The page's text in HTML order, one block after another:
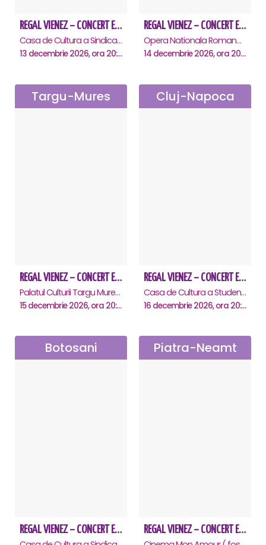
REGAL VIENEZ – CONCERT EXTRAORDINAR DE CRACIUN - Alba Iulia
Casa de Cultura a Sindicatelor , Alba-Iulia
13 decembrie 2026, ora 20:00
REGAL VIENEZ – CONCERT EXTRAORDINAR DE CRACIUN - Timisoara
Opera Nationala Romana , Timisoara
14 decembrie 2026, ora 20:00
Targu-Mures
REGAL VIENEZ – CONCERT EXTRAORDINAR DE CRACIUN - Targu Mures
Palatul Culturii Targu Mures, Targu-Mures
15 decembrie 2026, ora 20:00
Cluj-Napoca
REGAL VIENEZ – CONCERT EXTRAORDINAR DE CRACIUN - Cluj Napoca
Casa de Cultura a Studentilor Dumitru Farcas, Cluj-Napoca
16 decembrie 2026, ora 20:00
Botosani
REGAL VIENEZ – CONCERT EXTRAORDINAR DE CRACIUN - Botosani
Piatra-Neamt
REGAL VIENEZ – CONCERT EXTRAORDINAR DE CRACIUN - Piatra Neamt